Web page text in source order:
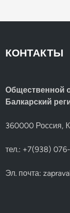
КОНТАКТЫ
Общественной
Балкарский
360000 Россия,
тел.: +7(938)
Эл. почта: